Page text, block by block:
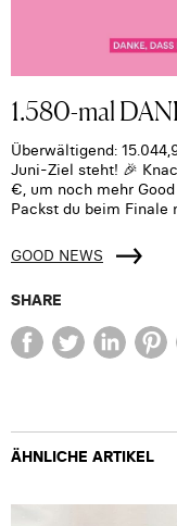
1.580-mal
Überwältigend:
Juni-Ziel steht! 🎉
€, um noch mehr
Packst du beim Finale
GOOD NEWS
SHARE
ÄHNLICHE ARTIKEL